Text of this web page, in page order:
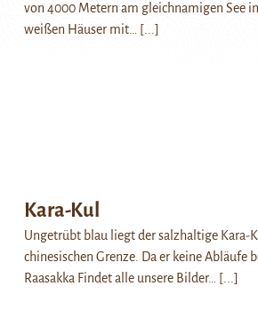
von 4000 Metern am gleichnamigen See
weißen Häuser mit…
[...]
Kara-Kul
Ungetrübt blau liegt der salzhaltige Kara-
chinesischen Grenze. Da er keine Abläufe
Raasakka Findet alle unsere Bilder…
[...]